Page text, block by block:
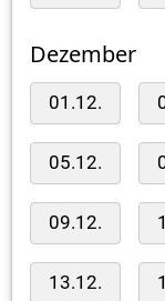
Dezember
01.12.
05.12.
09.12.
13.12.